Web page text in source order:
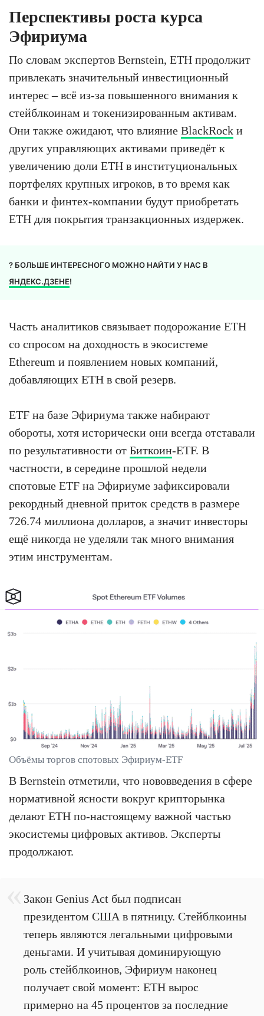
Перспективы роста курса
Эфириума
По словам экспертов Bernstein, ETH продолжит
привлекать значительный инвестиционный
интерес – всё из-за повышенного внимания к
стейблкоинам и токенизированным активам.
Они также ожидают, что влияние BlackRock и
других управляющих активами приведёт к
увеличению доли ETH в институциональных
портфелях крупных игроков, в то время как
банки и финтех-компании будут приобретать
ETH для покрытия транзакционных издержек.
? БОЛЬШЕ ИНТЕРЕСНОГО МОЖНО НАЙТИ У НАС В
ЯНДЕКС.ДЗЕНЕ!
Часть аналитиков связывает подорожание ETH
со спросом на доходность в экосистеме
Ethereum и появлением новых компаний,
добавляющих ETH в свой резерв.
ETF на базе Эфириума также набирают
обороты, хотя исторически они всегда отставали
по результативности от Биткоин-ETF. В
частности, в середине прошлой недели
спотовые ETF на Эфириуме зафиксировали
рекордный дневной приток средств в размере
726.74 миллиона долларов, а значит инвесторы
ещё никогда не уделяли так много внимания
этим инструментам.
Объёмы торгов спотовых Эфириум-ETF
В Bernstein отметили, что нововведения в сфере
нормативной ясности вокруг крипторынка
делают ETH по-настоящему важной частью
экосистемы цифровых активов. Эксперты
продолжают.
Закон Genius Act был подписан
президентом США в пятницу. Стейблкоины
теперь являются легальными цифровыми
деньгами. И учитывая доминирующую
роль стейблкоинов, Эфириум наконец
получает свой момент: ETH вырос
примерно на 45 процентов за последние